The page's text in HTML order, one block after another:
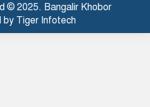
© 2025. Bangalir Khobor
by Tiger Infotech